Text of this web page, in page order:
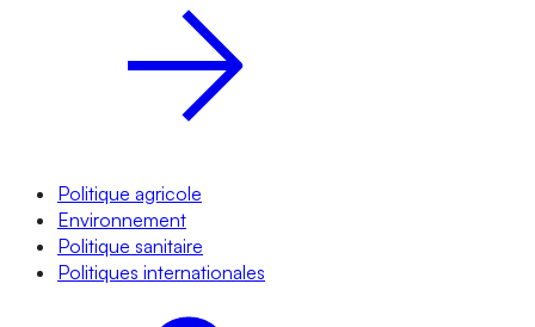
Politique agricole
Environnement
Politique sanitaire
Politiques internationales